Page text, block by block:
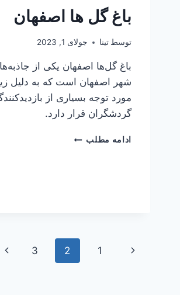
باغ گل ها اصفهان
توسط تینا جولای 1, 2023
باغ گل‌ها اصفهان یکی از
شهر اصفهان است که به دلیل
مورد توجه بسیاری از
گردشگران قرار دارد.
ادامه مطلب باغ
پیمایش
صفحه
1
2
3